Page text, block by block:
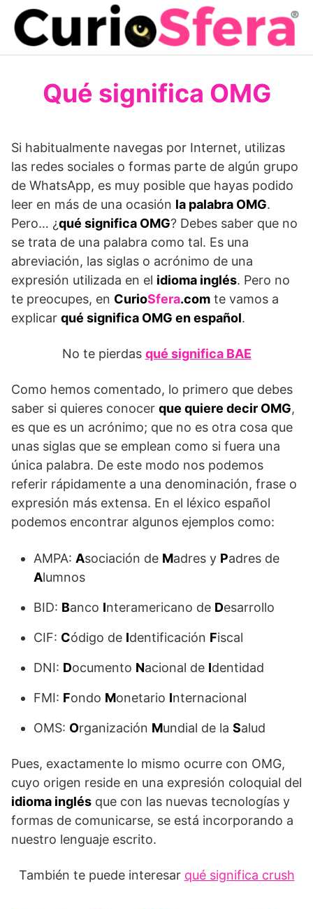
Saltar
contenido
Qué significa OMG
Si habitualmente navegas por Internet, utilizas
las redes sociales o formas parte de algún grupo
de WhatsApp, es muy posible que hayas podido
leer en más de una ocasión la palabra OMG.
Pero… ¿qué significa OMG? Debes saber que no
se trata de una palabra como tal. Es una
abreviación, las siglas o acrónimo de una
expresión utilizada en el idioma inglés. Pero no
te preocupes, en CurioSfera.com te vamos a
explicar qué significa OMG en español.
No te pierdas qué significa BAE
Como hemos comentado, lo primero que debes
saber si quieres conocer que quiere decir OMG,
es que es un acrónimo; que no es otra cosa que
unas siglas que se emplean como si fuera una
única palabra. De este modo nos podemos
referir rápidamente a una denominación, frase o
expresión más extensa. En el léxico español
podemos encontrar algunos ejemplos como:
AMPA: Asociación de Madres y Padres de
Alumnos
BID: Banco Interamericano de Desarrollo
CIF: Código de Identificación Fiscal
DNI: Documento Nacional de Identidad
FMI: Fondo Monetario Internacional
OMS: Organización Mundial de la Salud
Pues, exactamente lo mismo ocurre con OMG,
cuyo origen reside en una expresión coloquial del
idioma inglés que con las nuevas tecnologías y
formas de comunicarse, se está incorporando a
nuestro lenguaje escrito.
También te puede interesar qué significa crush